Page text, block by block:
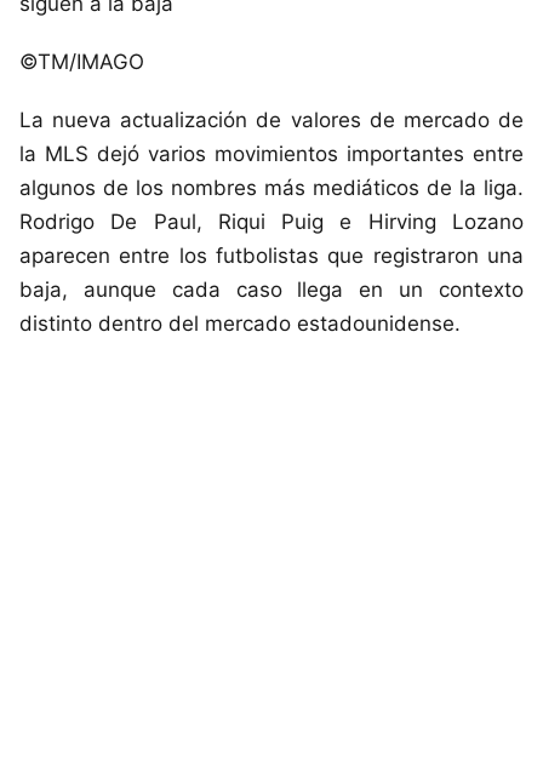
©TM/IMAGO
La nueva actualización de valores de mercado de
la MLS dejó varios movimientos importantes entre
algunos de los nombres más mediáticos de la liga.
Rodrigo De Paul, Riqui Puig e Hirving Lozano
aparecen entre los futbolistas que registraron una
baja, aunque cada caso llega en un contexto
distinto dentro del mercado estadounidense.